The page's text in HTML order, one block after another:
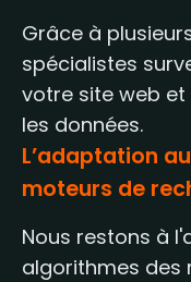
Grâce à
spécialistes
votre site web
les données.
L’adaptation
moteurs de
Nous restons à
algorithmes des